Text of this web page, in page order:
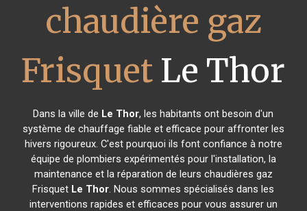
chaudière gaz
Frisquet Le Thor
Dans la ville de Le Thor, les habitants ont besoin d'un
système de chauffage fiable et efficace pour affronter les
hivers rigoureux. C'est pourquoi ils font confiance à notre
équipe de plombiers expérimentés pour l'installation, la
maintenance et la réparation de leurs chaudières gaz
Frisquet Le Thor. Nous sommes spécialisés dans les
interventions rapides et efficaces pour vous assurer un